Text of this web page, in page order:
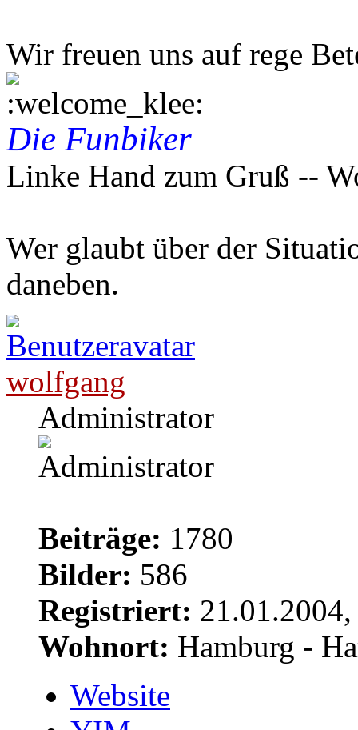
Wir freuen uns auf rege
Die Funbiker
Linke Hand zum Gruß --
Wer glaubt über der
daneben.
wolfgang
Administrator
Beiträge: 1780
Bilder: 586
Registriert:
Wohnort: Hamburg -
Website